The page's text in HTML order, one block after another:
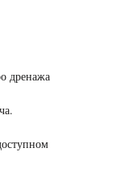
дренажа